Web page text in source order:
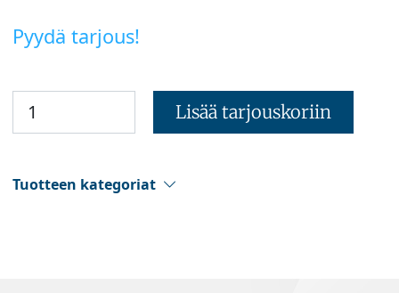
Pyydä tarjous!
Lisää tarjouskoriin
Tuotteen kategoriat